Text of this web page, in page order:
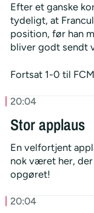
Efter et ganske
tydeligt, at
position, før han
bliver godt sendt
Fortsat 1-0 til
20:04
Stor applaus
En velfortjent
nok været her,
opgøret!
20:04